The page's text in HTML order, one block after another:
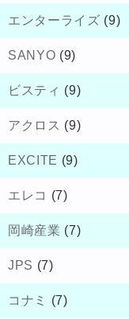
エンターライズ (9)
SANYO (9)
ビスティ (9)
アクロス (9)
EXCITE (9)
エレコ (7)
岡崎産業 (7)
JPS (7)
コナミ (7)